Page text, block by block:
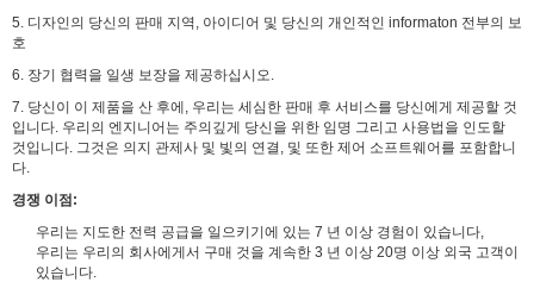
5. 디자인의 당신의 판매 지역, 아이디어 및 당신의 개인적인 informaton 전부의 보
호
6. 장기 협력을 일생 보장을 제공하십시오.
7. 당신이 이 제품을 산 후에, 우리는 세심한 판매 후 서비스를 당신에게 제공할 것
입니다. 우리의 엔지니어는 주의깊게 당신을 위한 임명 그리고 사용법을 인도할
것입니다. 그것은 의지 관제사 및 빛의 연결, 및 또한 제어 소프트웨어를 포함합니
다.
경쟁 이점:
우리는 지도한 전력 공급을 일으키기에 있는 7 년 이상 경험이 있습니다,
우리는 우리의 회사에게서 구매 것을 계속한 3 년 이상 20명 이상 외국 고객이
있습니다.